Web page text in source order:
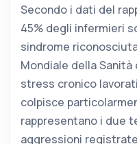
Secondo i dati del
45% degli infermieri
sindrome
Mondiale della
stress cronico
colpisce
rappresentano i due
aggressioni